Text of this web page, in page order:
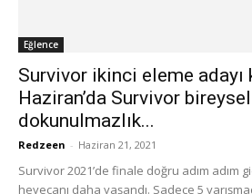
Eğlence
Survivor ikinci eleme adayı
Haziran’da Survivor bireysel
dokunulmazlık...
Redzeen - Haziran 21, 2021
Survivor 2021’de finale doğru adım adım
heyecanı daha yaşandı. Sadece 5